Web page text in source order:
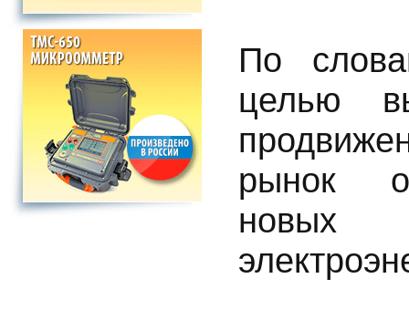
По
целью
рынок
новых